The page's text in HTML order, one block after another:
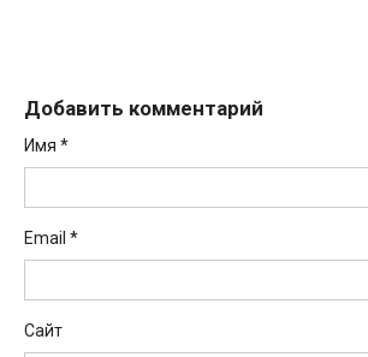
Добавить комментарий
Имя *
Email *
Сайт